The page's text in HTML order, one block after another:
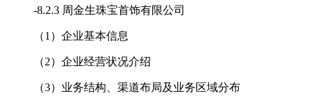
-8.2.3 周金生珠宝首饰有限公司
（1）企业基本信息
（2）企业经营状况介绍
（3）业务结构、渠道布局及业务区域分布